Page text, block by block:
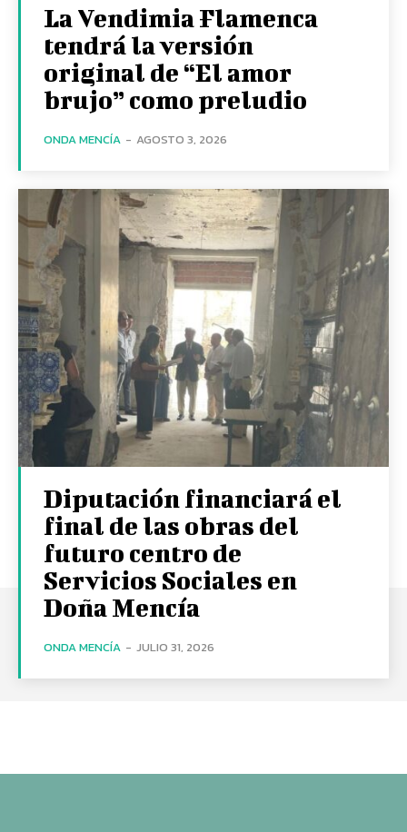
La Vendimia Flamenca
tendrá la versión
original de “El amor
brujo” como preludio
ONDA MENCÍA - AGOSTO 3, 2026
Diputación financiará el
final de las obras del
futuro centro de
Servicios Sociales en
Doña Mencía
ONDA MENCÍA - JULIO 31, 2026